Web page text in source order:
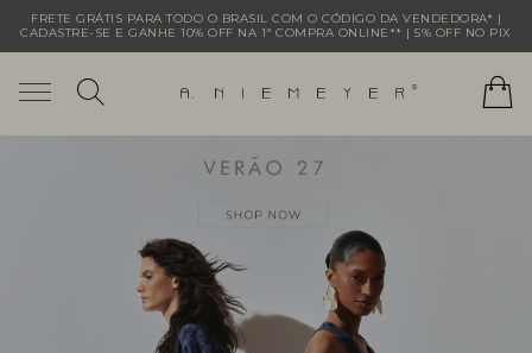
FRETE GRÁTIS PARA TODO O BRASIL COM O CÓDIGO DA VENDEDORA* |
CADASTRE-SE E GANHE 10% OFF NA 1ª COMPRA ONLINE** | 5% OFF NO PIX